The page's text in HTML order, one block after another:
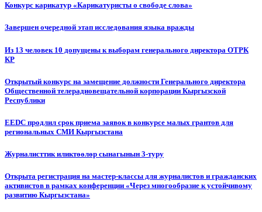
Конкурс карикатур «Карикатуристы о свободе слова»
Завершен очередной этап исследования языка вражды
Из 13 человек 10 допущены к выборам генерального директора ОТРК
КР
Открытый конкурс на замещение должности Генерального директора
Общественной телерадиовещательной корпорации Кыргызской
Республики
EEDC продлил срок приема заявок в конкурсе малых грантов для
региональных СМИ Кыргызстана
Журналисттик иликтөөлөр сынагынын 3-туру
Открыта регистрация на мастер-классы для журналистов и гражданских
активистов в рамках конференции «Через многообразие к устойчивому
развитию Кыргызстана»